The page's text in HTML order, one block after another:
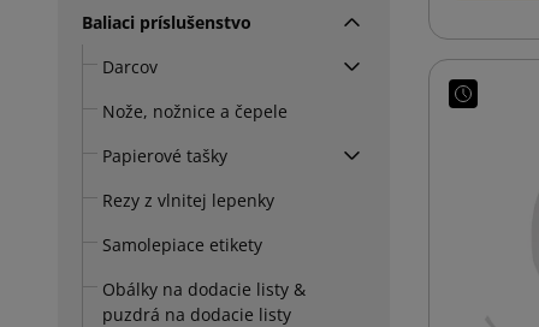
Baliaci príslušenstvo
Darcov
Nože, nožnice a čepele
Papierové tašky
Rezy z vlnitej lepenky
Samolepiace etikety
Obálky na dodacie listy &
puzdrá na dodacie listy